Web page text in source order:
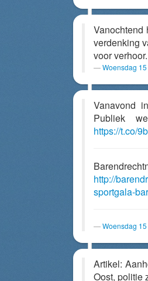
verdenking
voor verhoor.
Woensdag
Vanavond
Publiek
https://t.co/
http://
sportgala-
Woensdag
Artikel:
Oost, politie